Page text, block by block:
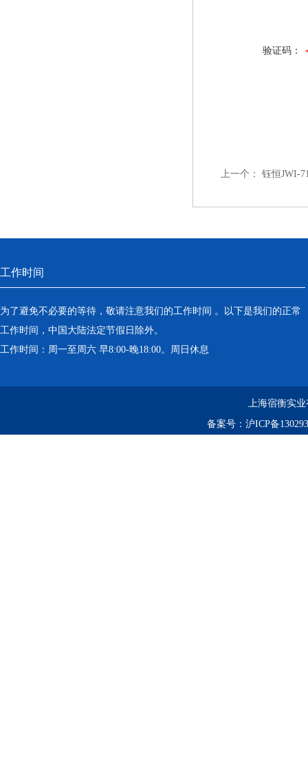
验证码：
上一个： 钰恒JWI-
工作时间
为了避免不必要的等待，敬请注意我们的工作时间 。以下是我们的正常
工作时间，中国大陆法定节假日除外。
工作时间：周一至周六 早8:00-晚18:00。周日休息
上海宿衡实
备案号： 沪ICP备